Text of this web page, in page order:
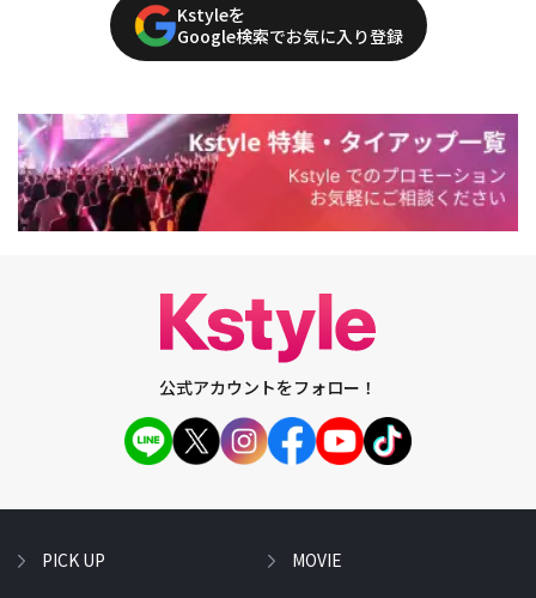
Kstyleを
Google検索でお気に入り登録
公式アカウントをフォロー！
PICK UP
MOVIE